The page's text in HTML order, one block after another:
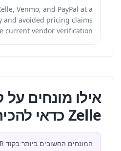
Venmo, and PayPal at a
and avoided pricing claims
current vendor verification.
Zelle כדאי להכיר?